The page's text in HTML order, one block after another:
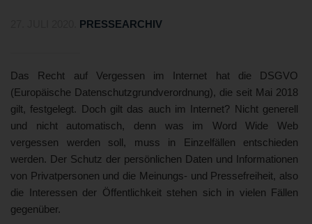
PRESSEARCHIV
Das Recht auf Vergessen im Internet hat die DSGVO
(Europäische Datenschutzgrundverordnung), die seit Mai 2018
gilt, festgelegt. Doch gilt das auch im Internet? Nicht generell
und nicht automatisch, denn was im Word Wide Web
vergessen werden soll, muss in Einzelfällen entschieden
werden. Der Schutz der persönlichen Daten und Informationen
von Privatpersonen und die Meinungs- und Pressefreiheit, also
die Interessen der Öffentlichkeit stehen sich in vielen Fällen
gegenüber.